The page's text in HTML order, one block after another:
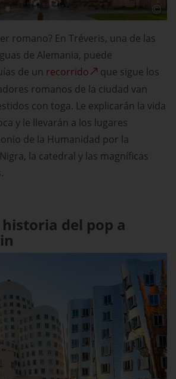
romano? En Tréveris, una de las
de Alemania, puede
de un recorrido
que sigue los
romanos de la ciudad van
con toga. Le explicarán la vida
y le llevarán a los lugares
de la Humanidad por la
la catedral y las magníficas
del pop a